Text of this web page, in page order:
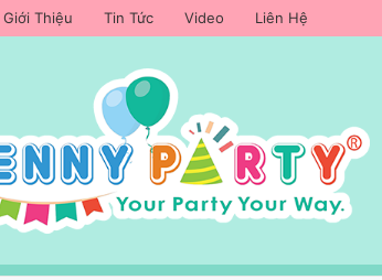
Giới Thiệu Tin Tức Video
Liên Hệ